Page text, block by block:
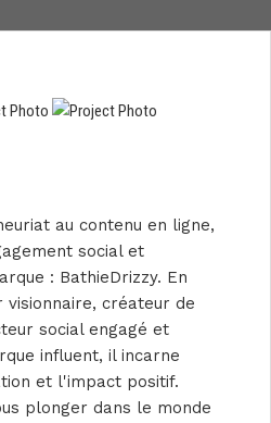
au contenu en ligne,
social et
: BathieDrizzy. En
créateur de
social engagé et
influent, il incarne
et l'impact positif.
plonger dans le monde